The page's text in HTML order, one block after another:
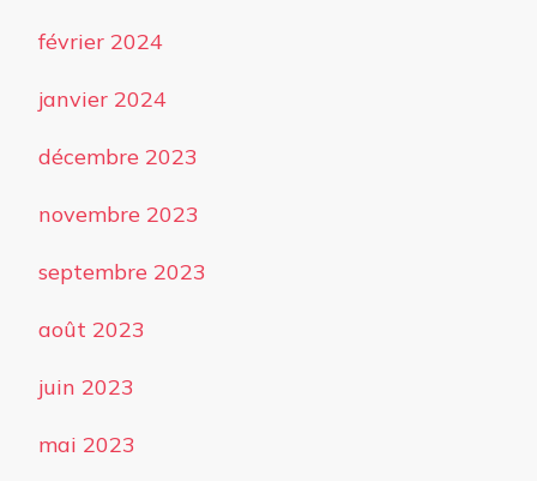
février 2024
janvier 2024
décembre 2023
novembre 2023
septembre 2023
août 2023
juin 2023
mai 2023